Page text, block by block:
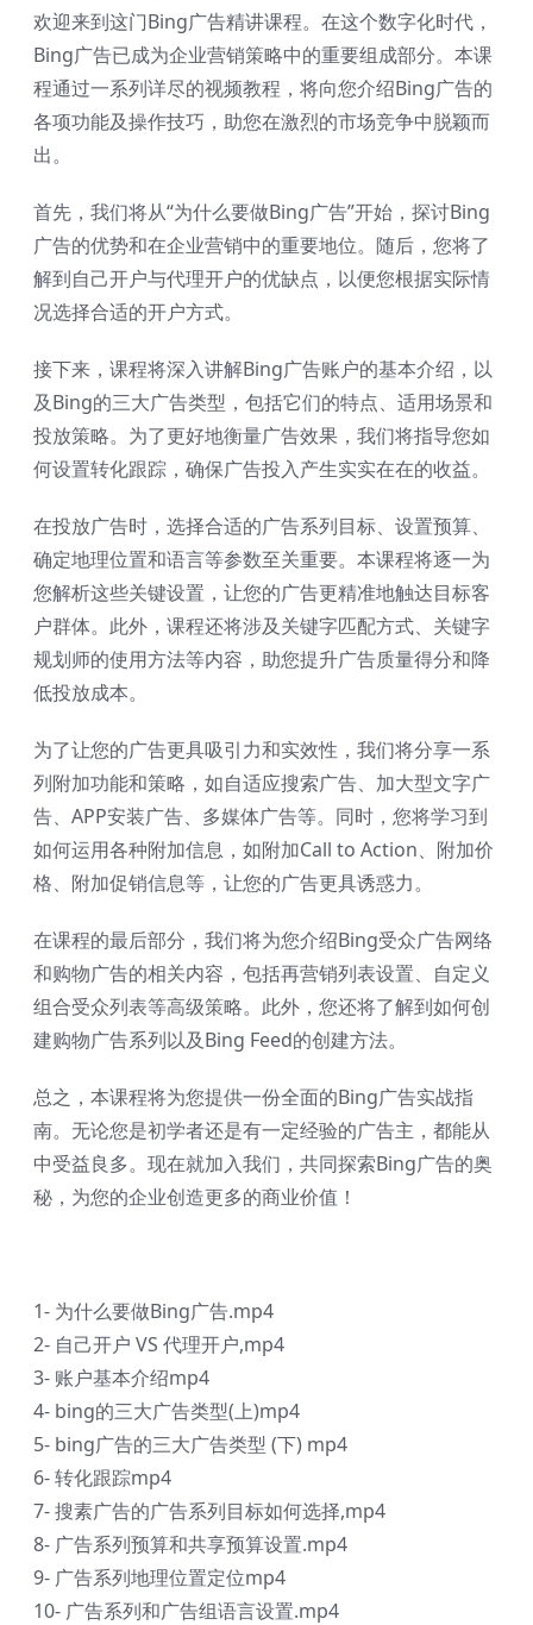
欢迎来到这门Bing广告精讲课程。在这个数字化时代，
Bing广告已成为企业营销策略中的重要组成部分。本课
程通过一系列详尽的视频教程，将向您介绍Bing广告的
各项功能及操作技巧，助您在激烈的市场竞争中脱颖而
出。
首先，我们将从“为什么要做Bing广告”开始，探讨Bing
广告的优势和在企业营销中的重要地位。随后，您将了
解到自己开户与代理开户的优缺点，以便您根据实际情
况选择合适的开户方式。
接下来，课程将深入讲解Bing广告账户的基本介绍，以
及Bing的三大广告类型，包括它们的特点、适用场景和
投放策略。为了更好地衡量广告效果，我们将指导您如
何设置转化跟踪，确保广告投入产生实实在在的收益。
在投放广告时，选择合适的广告系列目标、设置预算、
确定地理位置和语言等参数至关重要。本课程将逐一为
您解析这些关键设置，让您的广告更精准地触达目标客
户群体。此外，课程还将涉及关键字匹配方式、关键字
规划师的使用方法等内容，助您提升广告质量得分和降
低投放成本。
为了让您的广告更具吸引力和实效性，我们将分享一系
列附加功能和策略，如自适应搜索广告、加大型文字广
告、APP安装广告、多媒体广告等。同时，您将学习到
如何运用各种附加信息，如附加Call to Action、附加价
格、附加促销信息等，让您的广告更具诱惑力。
在课程的最后部分，我们将为您介绍Bing受众广告网络
和购物广告的相关内容，包括再营销列表设置、自定义
组合受众列表等高级策略。此外，您还将了解到如何创
建购物广告系列以及Bing Feed的创建方法。
总之，本课程将为您提供一份全面的Bing广告实战指
南。无论您是初学者还是有一定经验的广告主，都能从
中受益良多。现在就加入我们，共同探索Bing广告的奥
秘，为您的企业创造更多的商业价值！
1- 为什么要做Bing广告.mp4
2- 自己开户 VS 代理开户,mp4
3- 账户基本介绍mp4
4- bing的三大广告类型(上)mp4
5- bing广告的三大广告类型 (下) mp4
6- 转化跟踪mp4
7- 搜素广告的广告系列目标如何选择,mp4
8- 广告系列预算和共享预算设置.mp4
9- 广告系列地理位置定位mp4
10- 广告系列和广告组语言设置.mp4